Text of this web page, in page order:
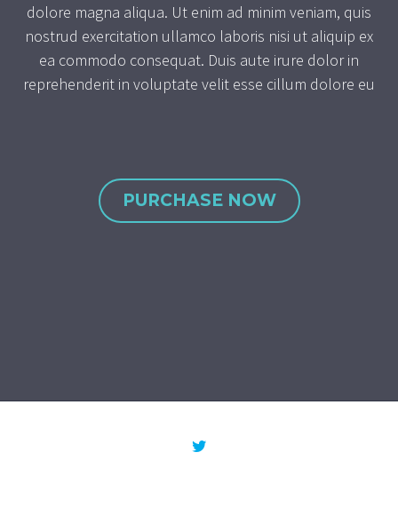
dolore magna aliqua. Ut enim ad minim veniam, quis
nostrud exercitation ullamco laboris nisi ut aliquip ex
ea commodo consequat. Duis aute irure dolor in
reprehenderit in voluptate velit esse cillum dolore eu
PURCHASE NOW